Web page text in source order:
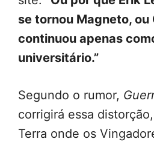
se tornou Magneto, ou
continuou apenas
universitário.”
Segundo o rumor,
corrigirá essa
Terra onde os